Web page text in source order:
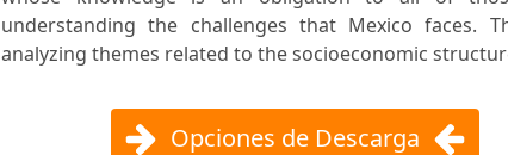
understanding the challenges that Mexico faces.
analyzing themes related to the socioeconomic
Opciones de Descarga